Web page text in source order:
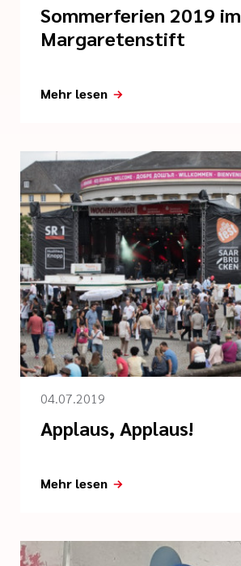
Sommerferien 2019 im
Margaretenstift
Mehr lesen
04.07.2019
Applaus, Applaus!
Mehr lesen